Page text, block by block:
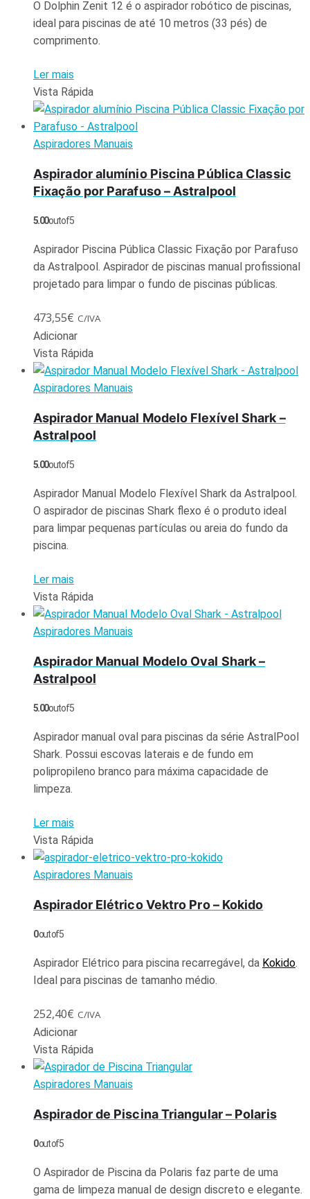
O Dolphin Zenit 12 é o aspirador robótico de piscinas,
ideal para piscinas de até 10 metros (33 pés) de
comprimento.
Ler mais
Vista Rápida
Aspiradores Manuais
Aspirador alumínio Piscina Pública Classic
Fixação por Parafuso – Astralpool
5.00out of 5
Aspirador Piscina Pública Classic Fixação por Parafuso
da Astralpool. Aspirador de piscinas manual profissional
projetado para limpar o fundo de piscinas públicas.
473,55€ C/IVA
Adicionar
Vista Rápida
Aspiradores Manuais
Aspirador Manual Modelo Flexível Shark –
Astralpool
5.00out of 5
Aspirador Manual Modelo Flexível Shark da Astralpool.
O aspirador de piscinas Shark flexo é o produto ideal
para limpar pequenas partículas ou areia do fundo da
piscina.
Ler mais
Vista Rápida
Aspiradores Manuais
Aspirador Manual Modelo Oval Shark –
Astralpool
5.00out of 5
Aspirador manual oval para piscinas da série AstralPool
Shark. Possui escovas laterais e de fundo em
polipropileno branco para máxima capacidade de
limpeza.
Ler mais
Vista Rápida
Aspiradores Manuais
Aspirador Elétrico Vektro Pro – Kokido
0out of 5
Aspirador Elétrico para piscina recarregável, da Kokido.
Ideal para piscinas de tamanho médio.
252,40€ C/IVA
Adicionar
Vista Rápida
Aspiradores Manuais
Aspirador de Piscina Triangular – Polaris
0out of 5
O Aspirador de Piscina da Polaris faz parte de uma
gama de limpeza manual de design discreto e elegante.